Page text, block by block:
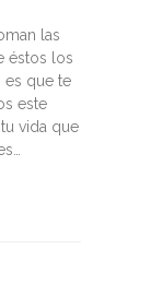
las
éstos los
es que te
este
vida que